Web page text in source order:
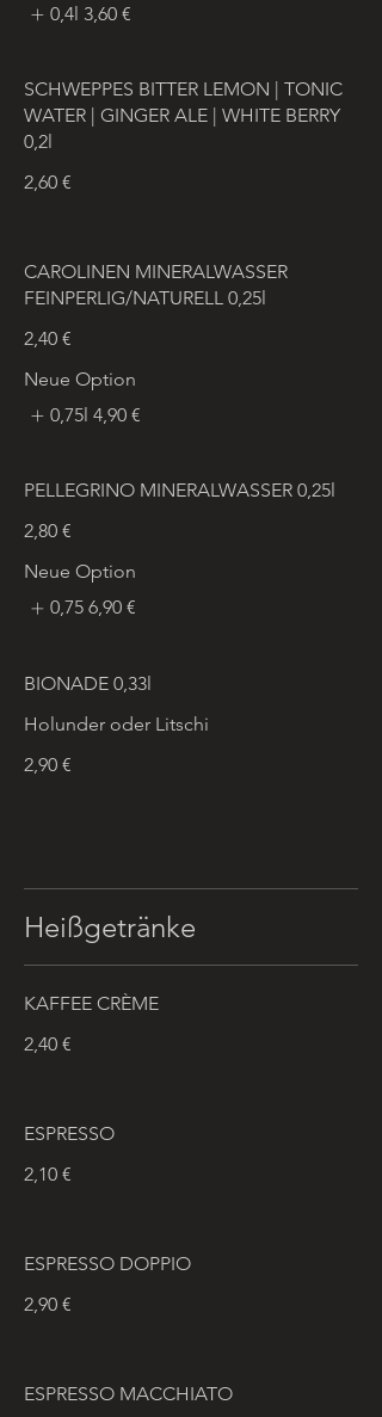
0,4l 3,60 €
SCHWEPPES BITTER LEMON | TONIC
WATER | GINGER ALE | WHITE BERRY
0,2l
2,60 €
CAROLINEN MINERALWASSER
FEINPERLIG/NATURELL 0,25l
2,40 €
Neue Option
0,75l 4,90 €
PELLEGRINO MINERALWASSER 0,25l
2,80 €
Neue Option
0,75 6,90 €
BIONADE 0,33l
Holunder oder Litschi
2,90 €
Heißgetränke
KAFFEE CRÈME
2,40 €
ESPRESSO
2,10 €
ESPRESSO DOPPIO
2,90 €
ESPRESSO MACCHIATO